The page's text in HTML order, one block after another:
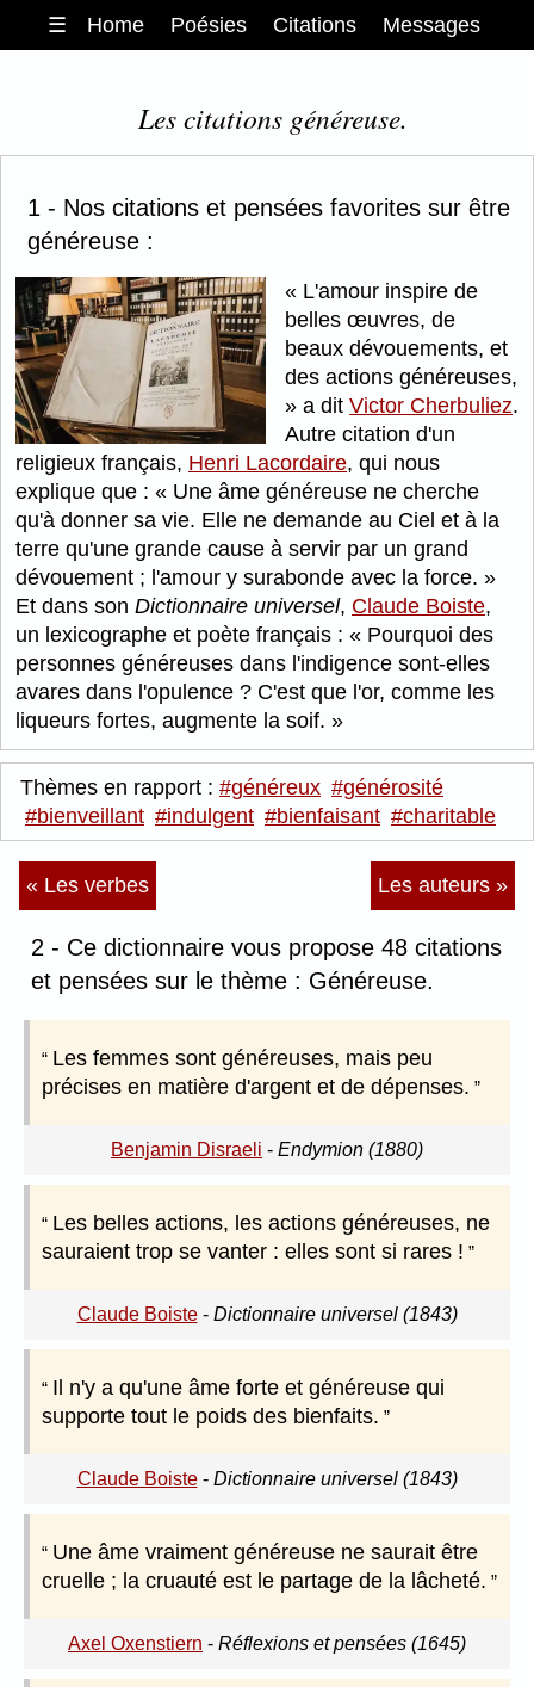
☰ Home Poésies Citations Messages
Les citations généreuse.
1 - Nos citations et pensées favorites sur être
généreuse :
L'amour inspire de
belles œuvres, de
beaux dévouements, et
des actions généreuses,
a dit Victor Cherbuliez.
Autre citation d'un
religieux français, Henri Lacordaire, qui nous
explique que :
Une âme généreuse ne cherche
qu'à donner sa vie. Elle ne demande au Ciel et à la
terre qu'une grande cause à servir par un grand
dévouement ; l'amour y surabonde avec la force.
Et dans son Dictionnaire universel, Claude Boiste,
un lexicographe et poète français :
Pourquoi des
personnes généreuses dans l'indigence sont-elles
avares dans l'opulence ? C'est que l'or, comme les
liqueurs fortes, augmente la soif.
Thèmes en rapport : #généreux #générosité
#bienveillant #indulgent #bienfaisant #charitable
« Les verbes Les auteurs »
2 - Ce dictionnaire vous propose 48 citations
et pensées sur le thème : Généreuse.
Les femmes sont généreuses, mais peu
précises en matière d'argent et de dépenses.
Benjamin Disraeli - Endymion (1880)
Les belles actions, les actions généreuses, ne
sauraient trop se vanter : elles sont si rares !
Claude Boiste- Dictionnaire universel (1843)
Il n'y a qu'une âme forte et généreuse qui
supporte tout le poids des bienfaits.
Claude Boiste- Dictionnaire universel (1843)
Une âme vraiment généreuse ne saurait être
cruelle ; la cruauté est le partage de la lâcheté.
Axel Oxenstiern - Réflexions et pensées (1645)